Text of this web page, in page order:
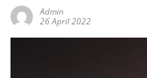
Admin
26 April 2022